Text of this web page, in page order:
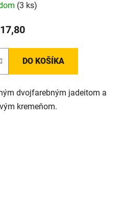
(3 ks)
DO KOŠÍKA
dvojfarebným jadeitom a
kremeňom.